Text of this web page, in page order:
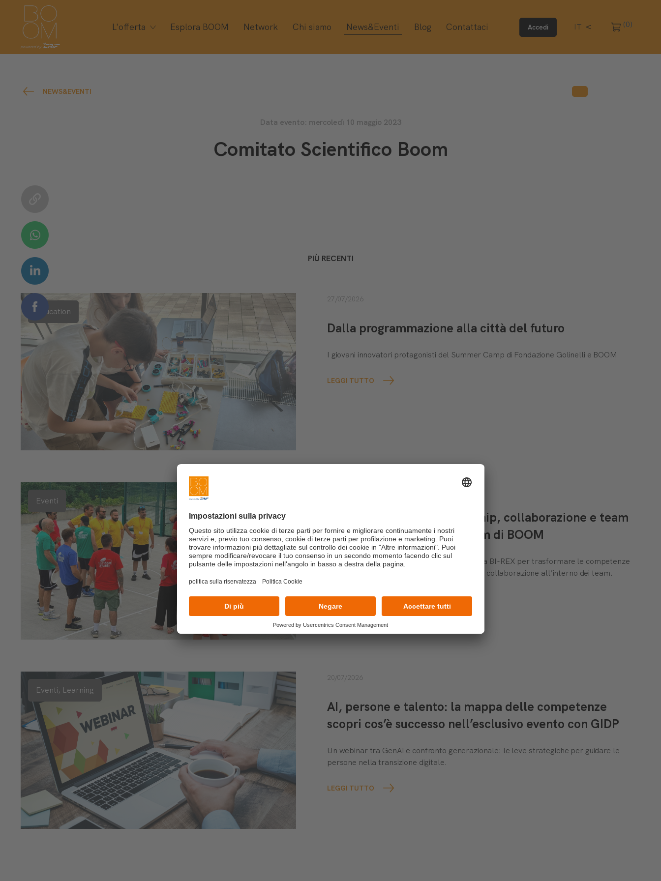
L'offerta Esplora BOOM Network Chi siamo News&Eventi Blog Contattaci Accedi IT (0)
NEWS&EVENTI
Data evento: mercoledì 10 maggio 2023
Comitato Scientifico Boom
PIÙ RECENTI
Education
27/07/2026
Dalla programmazione alla città del futuro
I giovani innovatori protagonisti del Summer Camp di Fondazione Golinelli e BOOM
LEGGI TUTTO
Eventi
Dall’aula al campo: leadership, collaborazione e team
building con il Team Program di BOOM
Un’esperienza immersiva realizzata insieme a BI-REX per trasformare le competenze
manageriali in azioni concrete e rafforzare la collaborazione all’interno dei team.
LEGGI TUTTO
Eventi, Learning
20/07/2026
AI, persone e talento: la mappa delle competenze
scopri cos’è successo nell’esclusivo evento con GIDP
Un webinar tra GenAI e confronto generazionale: le leve strategiche per guidare le
persone nella transizione digitale.
LEGGI TUTTO